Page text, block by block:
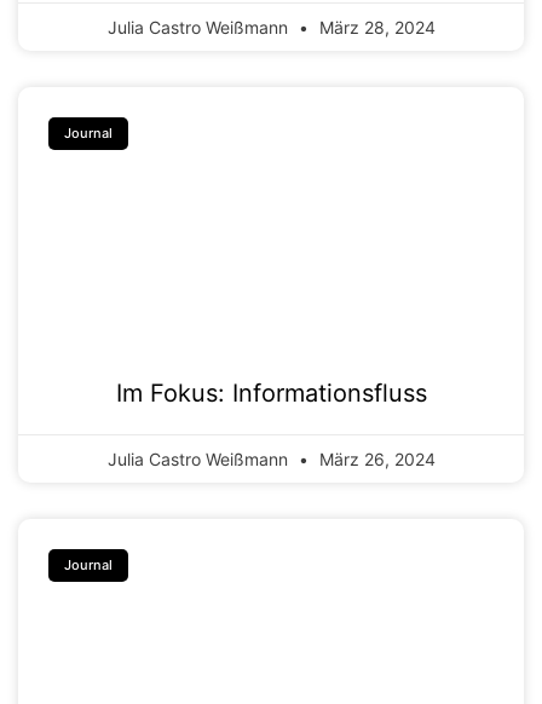
Julia Castro Weißmann März 28, 2024
Journal
Im Fokus: Informationsfluss
Julia Castro Weißmann März 26, 2024
Journal